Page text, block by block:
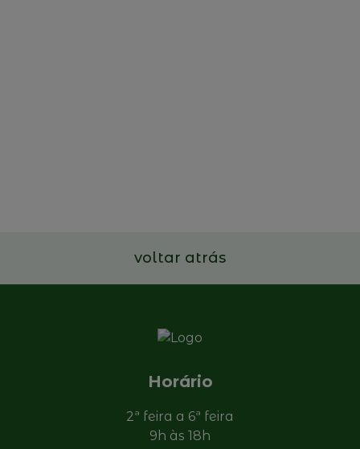
voltar atrás
Horário
2ª feira a 6ª feira
9h às 18h